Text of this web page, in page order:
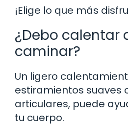
¡Elige lo que más
¿Debo calentar
caminar?
Un ligero
estiramientos suaves
articulares, puede
tu cuerpo.